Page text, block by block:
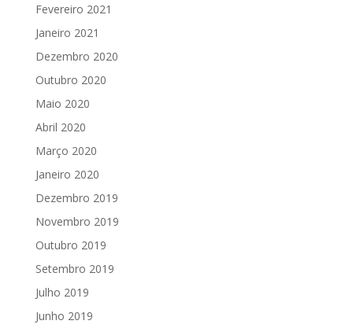
Fevereiro 2021
Janeiro 2021
Dezembro 2020
Outubro 2020
Maio 2020
Abril 2020
Março 2020
Janeiro 2020
Dezembro 2019
Novembro 2019
Outubro 2019
Setembro 2019
Julho 2019
Junho 2019